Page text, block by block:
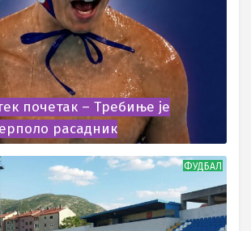
почетак – Требиње је
расадник
ФУДБАЛ